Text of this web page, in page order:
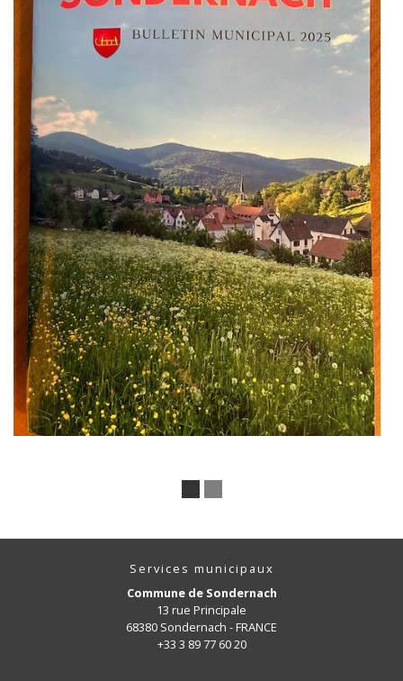
Services municipaux
Commune de Sondernach
13 rue Principale
68380 Sondernach - FRANCE
+33 3 89 77 60 20